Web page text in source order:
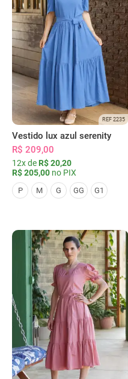
REF 2235
Vestido lux azul serenity
R$ 209,00
12x de R$ 20,20
R$ 205,00 no PIX
P M G GG G1